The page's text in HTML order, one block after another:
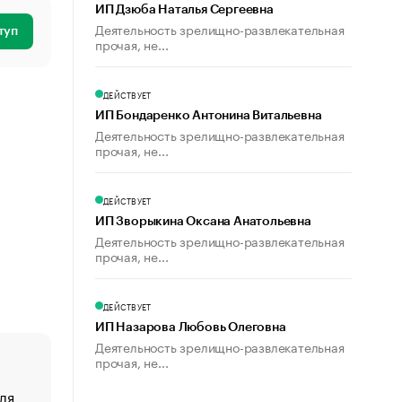
ИП Дзюба Наталья Сергеевна
Деятельность зрелищно-развлекательная
прочая, не...
ДЕЙСТВУЕТ
ИП Бондаренко Антонина Витальевна
Деятельность зрелищно-развлекательная
прочая, не...
ДЕЙСТВУЕТ
ИП Зворыкина Оксана Анатольевна
Деятельность зрелищно-развлекательная
прочая, не...
ДЕЙСТВУЕТ
ИП Назарова Любовь Олеговна
Деятельность зрелищно-развлекательная
прочая, не...